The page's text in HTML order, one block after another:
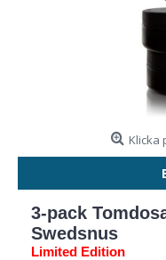
Klicka
3-pack
Swedsnus
Limited Edition